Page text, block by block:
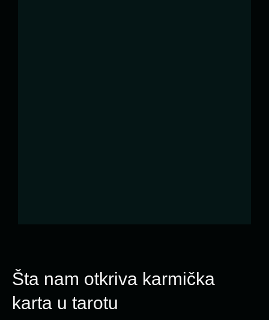
Šta nam otkriva karmička
karta u tarotu